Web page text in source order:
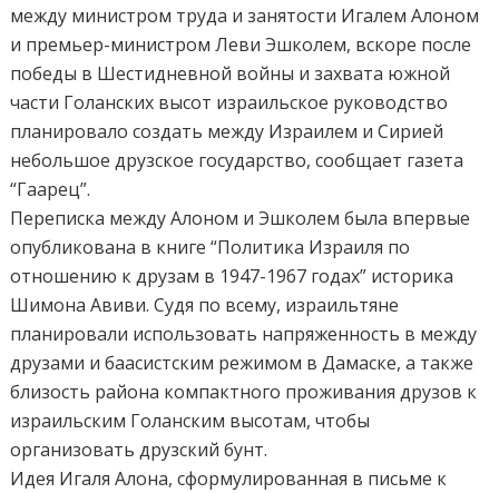
между министром труда и занятости Игалем Алоном
и премьер-министром Леви Эшколем, вскоре после
победы в Шестидневной войны и захвата южной
части Голанских высот израильское руководство
планировало создать между Израилем и Сирией
небольшое друзское государство, сообщает газета
“Гаарец”.
Переписка между Алоном и Эшколем была впервые
опубликована в книге “Политика Израиля по
отношению к друзам в 1947-1967 годах” историка
Шимона Авиви. Судя по всему, израильтяне
планировали использовать напряженность в между
друзами и баасистским режимом в Дамаске, а также
близость района компактного проживания друзов к
израильским Голанским высотам, чтобы
организовать друзский бунт.
Идея Игаля Алона, сформулированная в письме к